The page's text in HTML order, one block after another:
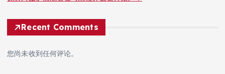
Recent Comments
您尚未收到任何评论。